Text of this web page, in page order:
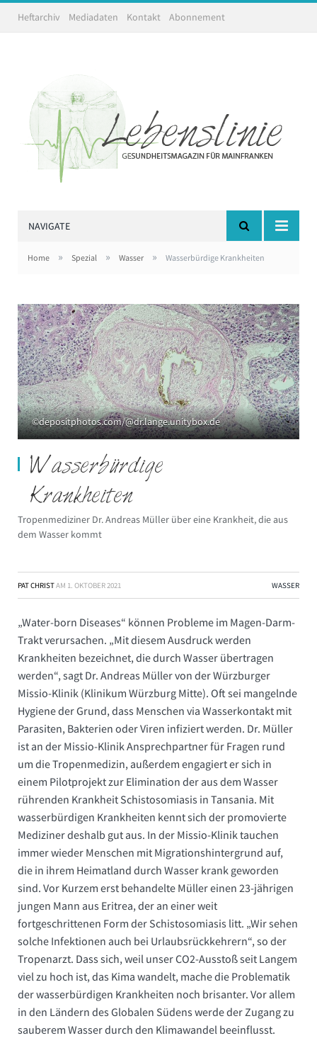
Heftarchiv Mediadaten Kontakt Abonnement
NAVIGATE
Home » Spezial » Wasser » Wasserbürdige Krankheiten
©depositphotos.com/@dr.lange.unitybox.de
Wasserbürdige
Krankheiten
Tropenmediziner Dr. Andreas Müller über eine Krankheit, die aus
dem Wasser kommt
PAT CHRISTAM 1. OKTOBER 2021 WASSER
„Water-born Diseases“ können Probleme im Magen-Darm-
Trakt verursachen. „Mit diesem Ausdruck werden
Krankheiten bezeichnet, die durch Wasser übertragen
werden“, sagt Dr. Andreas Müller von der Würzburger
Missio-Klinik (Klinikum Würzburg Mitte). Oft sei mangelnde
Hygiene der Grund, dass Menschen via Wasserkontakt mit
Parasiten, Bakterien oder Viren infiziert werden. Dr. Müller
ist an der Missio-Klinik Ansprechpartner für Fragen rund
um die Tropenmedizin, außerdem engagiert er sich in
einem Pilotprojekt zur Elimination der aus dem Wasser
rührenden Krankheit Schistosomiasis in Tansania. Mit
wasserbürdigen Krankheiten kennt sich der promovierte
Mediziner deshalb gut aus. In der Missio-Klinik tauchen
immer wieder Menschen mit Migrationshintergrund auf,
die in ihrem Heimatland durch Wasser krank geworden
sind. Vor Kurzem erst behandelte Müller einen 23-jährigen
jungen Mann aus Eritrea, der an einer weit
fortgeschrittenen Form der Schistosomiasis litt. „Wir sehen
solche Infektionen auch bei Urlaubsrückkehrern“, so der
Tropenarzt. Dass sich, weil unser CO2-Ausstoß seit Langem
viel zu hoch ist, das Kima wandelt, mache die Problematik
der wasserbürdigen Krankheiten noch brisanter. Vor allem
in den Ländern des Globalen Südens werde der Zugang zu
sauberem Wasser durch den Klimawandel beeinflusst.